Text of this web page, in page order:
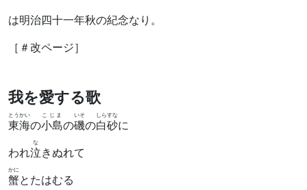
は明治四十一年秋の紀念なり。
［＃改ページ］
我を愛する歌
東海
とうかい
の小島
こじま
の磯
いそ
の白砂
しらすな
に
われ泣
な
きぬれて
蟹
かに
とたはむる